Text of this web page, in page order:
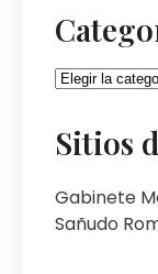
Categorías
Sitios
Gabinete
Sañudo